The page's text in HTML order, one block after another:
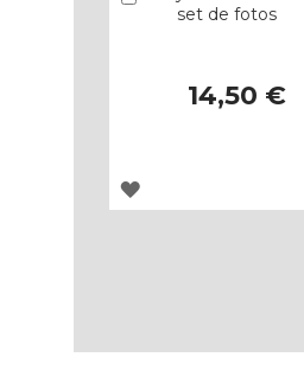
set de fotos
14,50 €
AGREGAR